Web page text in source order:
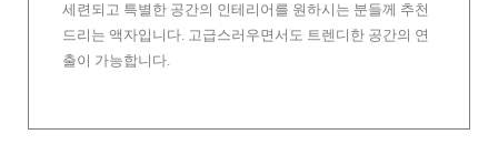
세련되고 특별한 공간의 인테리어를 원하시는 분들께 추천
드리는 액자입니다. 고급스러우면서도 트렌디한 공간의 연
출이 가능합니다.